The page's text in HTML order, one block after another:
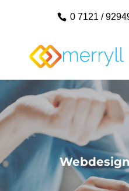
0 7121 /